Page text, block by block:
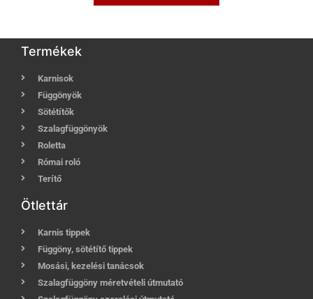
Termékek
Karnisok
Függönyök
Sötétítők
Szalagfüggönyök
Roletta
Római roló
Terítő
Ötlettár
Karnis tippek
Függöny, sötétítő tippek
Mosási, kezelési tanácsok
Szalagfüggöny méretvételi útmutató